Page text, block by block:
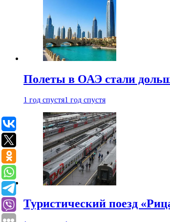
Полеты в ОАЭ стали
1 год спустя1 год спустя
Туристический поезд